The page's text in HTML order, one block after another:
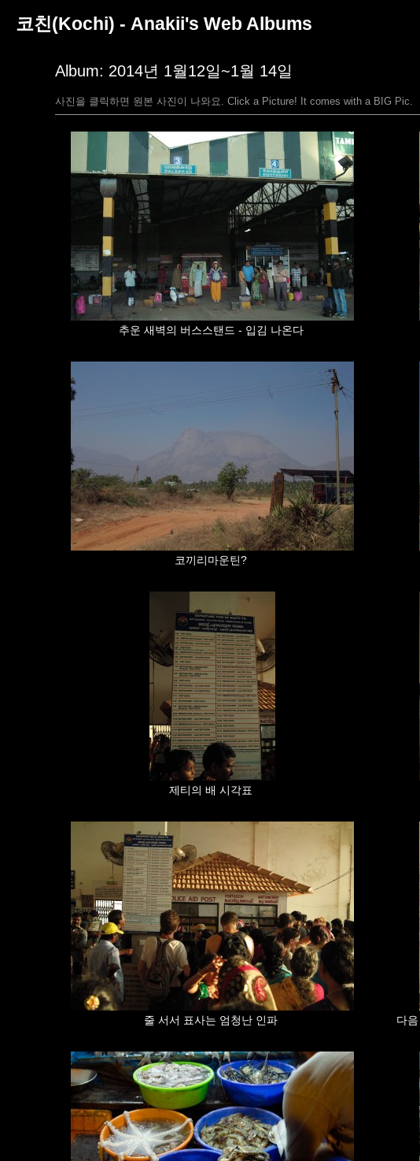
코친(Kochi) - Anakii's Web Albums
Album: 2014년 1월12일~1월 14일
사진을 클릭하면 원본 사진이 나와요. Click a Picture! It comes with a BIG Pic.
추운 새벽의 버스스탠드 - 입김 나온다
코끼리마운틴?
제티의 배 시각표
줄 서서 표사는 엄청난 인파 다